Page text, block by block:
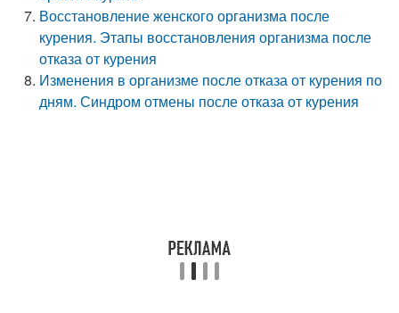
Восстановление женского организма после
курения. Этапы восстановления организма после
отказа от курения
Изменения в организме после отказа от курения по
дням. Синдром отмены после отказа от курения